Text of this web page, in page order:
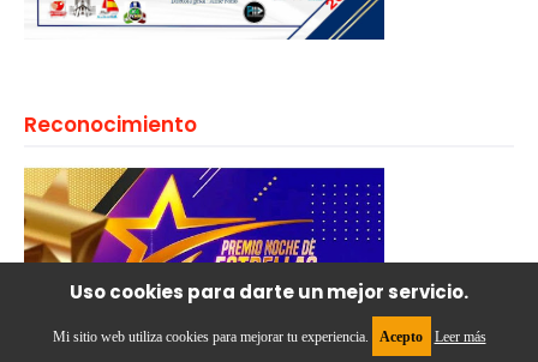
Reconocimiento
Uso cookies para darte un mejor servicio.
Mi sitio web utiliza cookies para mejorar tu experiencia. Acepto Leer más